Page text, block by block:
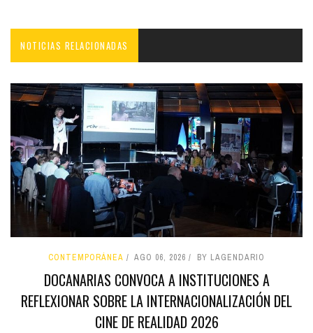
NOTICIAS RELACIONADAS
CONTEMPORÁNEA AGO 06, 2026 BY LAGENDARIO
DOCANARIAS CONVOCA A INSTITUCIONES A
REFLEXIONAR SOBRE LA INTERNACIONALIZACIÓN DEL
CINE DE REALIDAD 2026